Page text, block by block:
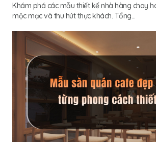
Khám phá các mẫu thiết kế nhà hàng chay
mộc mạc và thu hút thực khách. Tổng...